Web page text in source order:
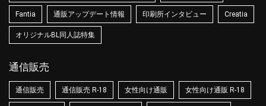
Fantia 通販アップデート情報 印刷所インタビュー Creatia
オリジナルBL同人誌特集
通信販売
通信販売 通信販売 R-18 女性向け通販 女性向け通販 R-18